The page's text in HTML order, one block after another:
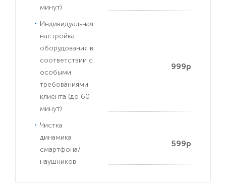
минут)
Индивидуальная
настройка
оборудования в
соответствии с
особыми
требованиями
клиента (до 60
минут)
999р
Чистка
динамика
смартфона/
наушников
599р